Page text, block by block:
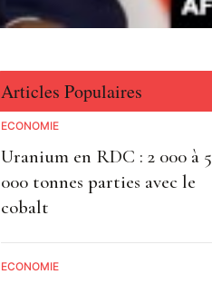
Articles Populaires
ECONOMIE
Uranium en RDC : 2 000 à 5
000 tonnes parties avec le
cobalt
ECONOMIE